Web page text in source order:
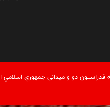
دو و میدانی جمهوري اسلامي